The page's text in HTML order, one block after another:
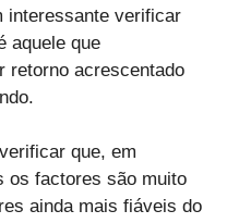
interessante verificar
aquele que
retorno acrescentado
que, em
os factores são muito
ainda mais fiáveis do